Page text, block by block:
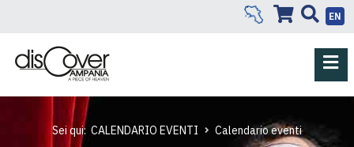
EN
Sei qui: CALENDARIO EVENTI Calendario eventi